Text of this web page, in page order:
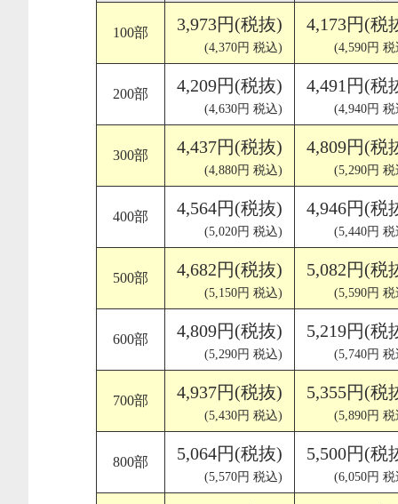
100部 3,973円(税抜)
(4,370円 税込)
4,173円(税
(4,590円
200部 4,209円(税抜)
(4,630円 税込)
4,491円(税
(4,940円
300部 4,437円(税抜)
(4,880円 税込)
4,809円(税
(5,290円
400部 4,564円(税抜)
(5,020円 税込)
4,946円(税
(5,440円
500部 4,682円(税抜)
(5,150円 税込)
5,082円(税
(5,590円
600部 4,809円(税抜)
(5,290円 税込)
5,219円(税
(5,740円
700部 4,937円(税抜)
(5,430円 税込)
5,355円(税
(5,890円
800部 5,064円(税抜)
(5,570円 税込)
5,500円(税
(6,050円